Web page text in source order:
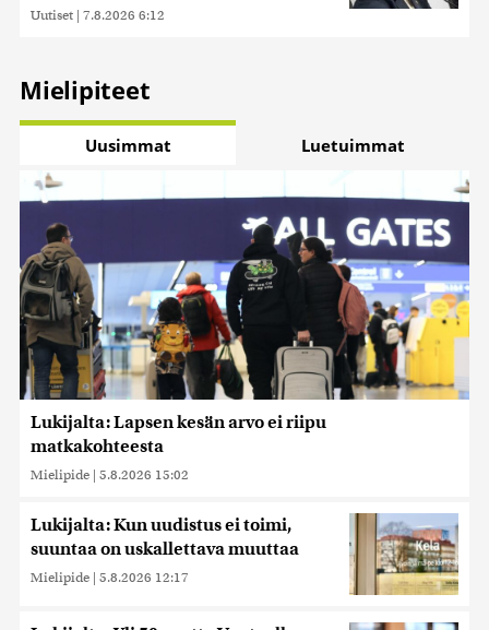
Uutiset | 7.8.2026 6:12
Mielipiteet
Uusimmat Luetuimmat
Lukijalta: Lapsen kesän arvo ei riipu
matkakohteesta
Mielipide | 5.8.2026 15:02
Lukijalta: Kun uudistus ei toimi,
suuntaa on uskallettava muuttaa
Mielipide | 5.8.2026 12:17